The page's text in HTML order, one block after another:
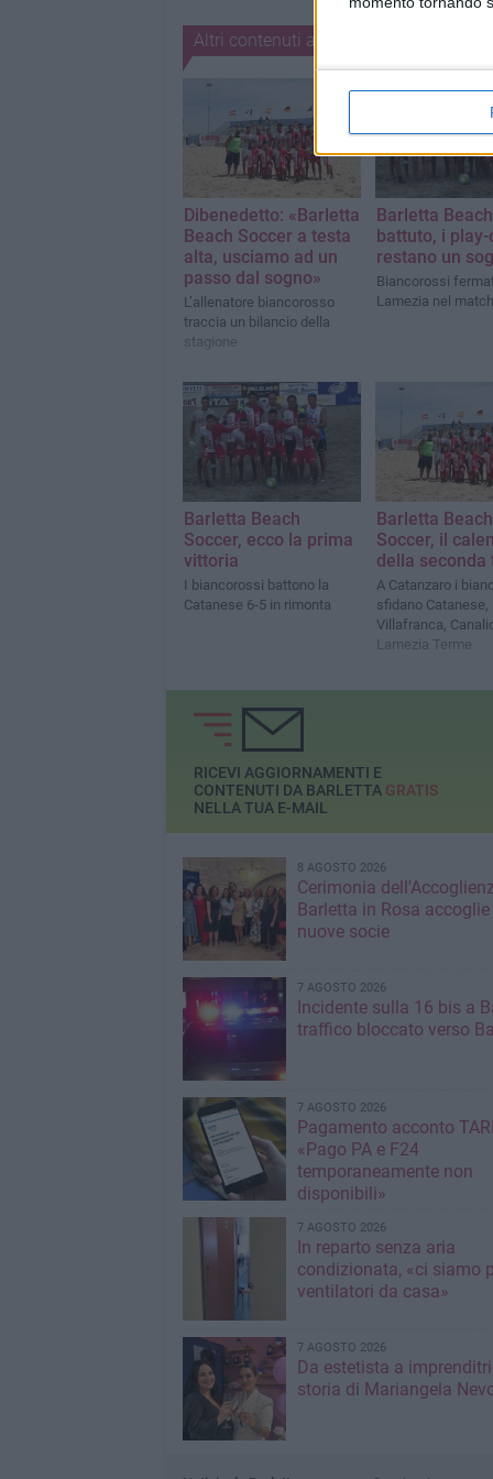
Altri contenuti a tema
Dibenedetto: «Barletta
Beach Soccer a testa
alta, usciamo ad un
passo dal sogno»
L’allenatore biancorosso
traccia un bilancio della
stagione
Barletta
battuto, i
restano un
Biancorossi
Lamezia nel
Barletta Beach
Soccer, ecco la prima
vittoria
I biancorossi battono la
Catanese 6-5 in rimonta
Barletta Beach
Soccer, il
della seconda
A Catanzaro i
sfidano Catanese,
Villafranca,
Lamezia Terme
RICEVI AGGIORNAMENTI E
CONTENUTI DA BARLETTA GRATIS
NELLA TUA E-MAIL
8 AGOSTO 2026
Cerimonia
Barletta in Rosa accoglie
nuove socie
7 AGOSTO 2026
Incidente sulla 16 bis a
traffico bloccato verso
7 AGOSTO 2026
Pagamento acconto
«Pago PA e F24
temporaneamente non
disponibili»
7 AGOSTO 2026
In reparto senza aria
condizionata, «ci siamo
ventilatori da casa»
7 AGOSTO 2026
Da estetista a
storia di Mariangela